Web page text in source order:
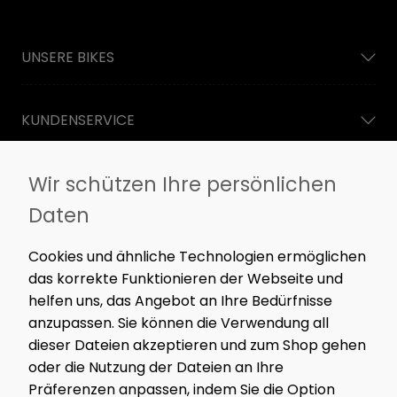
UNSERE BIKES
KUNDENSERVICE
INFORMATIONEN
NEWSLETTER
Nur das Wesentliche. Kein Spam – nur spannende
Inhalte, Werkstatt-News und exklusive Angebote.
MELDE MICH AN!
Wir schützen Ihre persönlichen
Daten
Cookies und ähnliche Technologien ermöglichen
das korrekte Funktionieren der Webseite und
helfen uns, das Angebot an Ihre Bedürfnisse
anzupassen. Sie können die Verwendung all
dieser Dateien akzeptieren und zum Shop gehen
oder die Nutzung der Dateien an Ihre
Präferenzen anpassen, indem Sie die Option